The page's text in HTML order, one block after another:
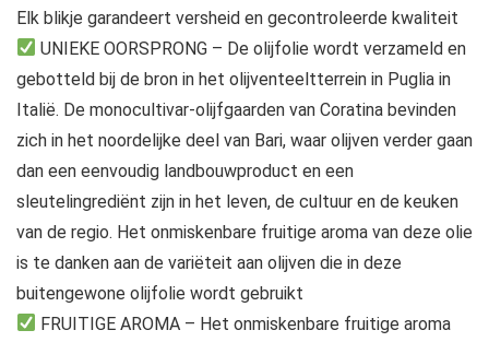
Elk blikje garandeert versheid en gecontroleerde kwaliteit
UNIEKE OORSPRONG – De olijfolie wordt verzameld en
gebotteld bij de bron in het olijventeeltterrein in Puglia in
Italië. De monocultivar-olijfgaarden van Coratina bevinden
zich in het noordelijke deel van Bari, waar olijven verder gaan
dan een eenvoudig landbouwproduct en een
sleutelingrediënt zijn in het leven, de cultuur en de keuken
van de regio. Het onmiskenbare fruitige aroma van deze olie
is te danken aan de variëteit aan olijven die in deze
buitengewone olijfolie wordt gebruikt
FRUITIGE AROMA – Het onmiskenbare fruitige aroma